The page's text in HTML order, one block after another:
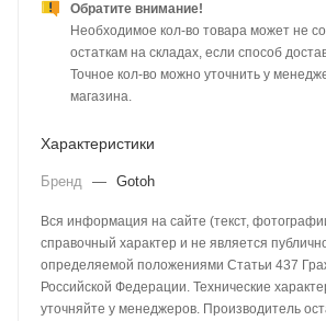
Обратите внимание!
Необходимое кол-во товара может не
остаткам на складах, если способ
Точное кол-во можно уточнить у
магазина.
Характеристики
Бренд — Gotoh
Вся информация на сайте (текст,
справочный характер и не является
определяемой положениями Статьи 437
Российской Федерации. Технические
уточняйте у менеджеров. Производитель